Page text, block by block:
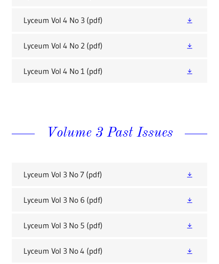
Lyceum Vol 4 No 3 (pdf)
Lyceum Vol 4 No 2 (pdf)
Lyceum Vol 4 No 1 (pdf)
Volume 3 Past Issues
Lyceum Vol 3 No 7 (pdf)
Lyceum Vol 3 No 6 (pdf)
Lyceum Vol 3 No 5 (pdf)
Lyceum Vol 3 No 4 (pdf)